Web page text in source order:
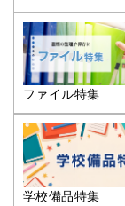
ファイル特集
学校備品特集